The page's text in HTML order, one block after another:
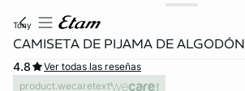
tony
CAMISETA DE PIJAMA DE ALGODÓN
4.8
Ver todas las reseñas
product.wecaretext